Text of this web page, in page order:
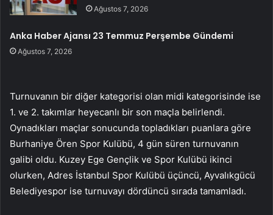
Ağustos 7, 2026
Anka Haber Ajansı 23 Temmuz Perşembe Gündemi
Ağustos 7, 2026
Turnuvanın bir diğer kategorisi olan midi kategorisinde ise
1. ve 2. takımlar heyecanlı bir son maçla belirlendi.
Oynadıkları maçlar sonucunda topladıkları puanlara göre
Burhaniye Ören Spor Kulübü, 4 gün süren turnuvanın
galibi oldu. Kuzey Ege Gençlik ve Spor Kulübü ikinci
olurken, Adres İstanbul Spor Kulübü üçüncü, Ayvalıkgücü
Belediyespor ise turnuvayı dördüncü sırada tamamladı.